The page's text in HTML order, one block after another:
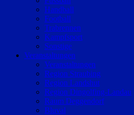
Handball
Football
Trabrennen
Kampfsport
Sonstige
Veranstaltungen
Veranstaltungen
Region Straubing
Region Landshut
Region Dingolfing-Landau
Raum Deggendorf
Bluval